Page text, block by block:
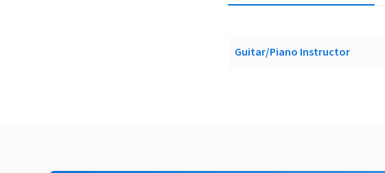
Guitar/Piano Instructor